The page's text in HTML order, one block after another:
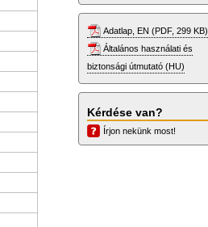
Adatlap, EN (PDF, 299 KB)
Általános használati és
biztonsági útmutató (HU)
Kérdése van?
Írjon nekünk most!